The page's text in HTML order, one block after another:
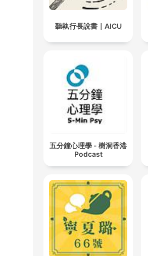
聽執行長說書｜AICU
五分鐘心理學 - 樹洞香港
Podcast